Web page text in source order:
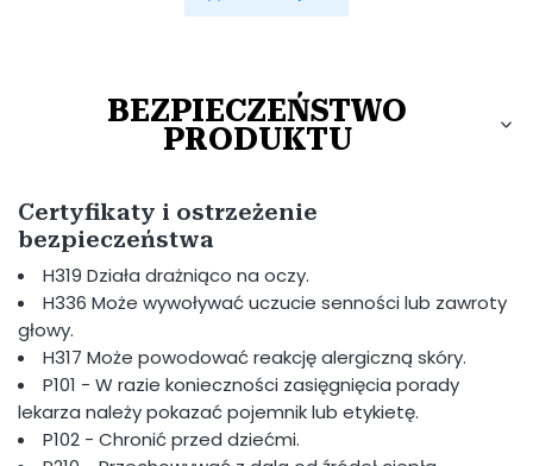
BEZPIECZEŃSTWO
PRODUKTU
Certyfikaty i ostrzeżenie
bezpieczeństwa
H319 Działa drażniąco na oczy.
H336 Może wywoływać uczucie senności lub zawroty
głowy.
H317 Może powodować reakcję alergiczną skóry.
P101 - W razie konieczności zasięgnięcia porady
lekarza należy pokazać pojemnik lub etykietę.
P102 - Chronić przed dziećmi.